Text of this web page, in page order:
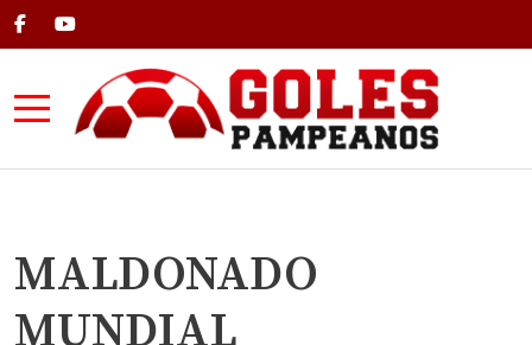
Mobile Menu Toggle
MALDONADO
MUNDIAL